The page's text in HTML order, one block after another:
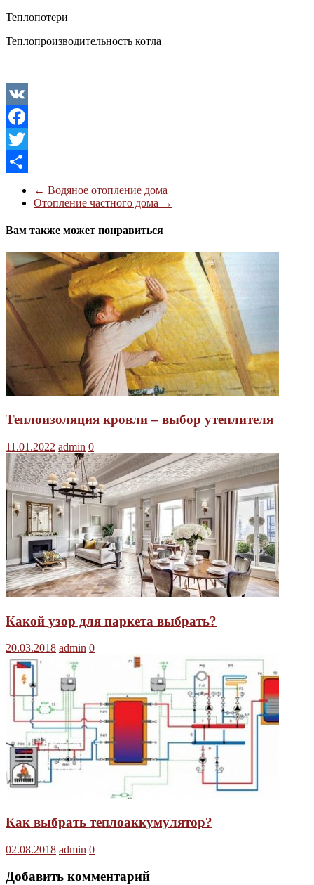
Теплопотери
Теплопроизводительность котла
VK
Facebook
Twitter
Отправить
← Водяное отопление дома
Отопление частного дома →
Вам также может понравиться
Теплоизоляция кровли – выбор утеплителя
11.01.2022 admin 0
Какой узор для паркета выбрать?
20.03.2018 admin 0
Как выбрать теплоаккумулятор?
02.08.2018 admin 0
Добавить комментарий